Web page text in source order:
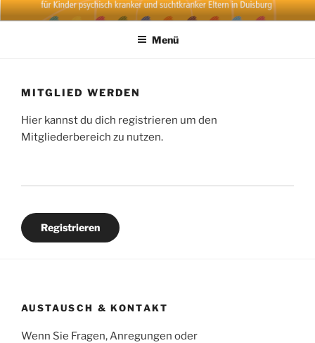
Zum
InhaltPSAG NETZWERK
Initiiert durch die Psychosoziale Arbeitsgemeinschaft Duisburg und
Menü
MITGLIED WERDEN
Hier kannst du dich registrieren um den
Mitgliederbereich zu nutzen.
Registrieren
AUSTAUSCH & KONTAKT
Wenn Sie Fragen, Anregungen oder